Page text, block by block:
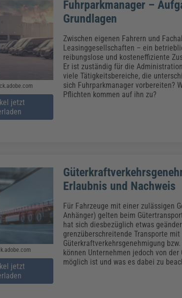
jetzt
Fuhrparkmanager –
Grundlagen
Zwischen eigenen Fahrern und
Leasinggesellschaften – ein
reibungslose und kosteneffiziente
Er ist zuständig für die
viele Tätigkeitsbereiche, die
sich Fuhrparkmanager vorbereiten?
Pflichten kommen auf ihn zu?
jetzt
Erlaubnis und Nachweis
Für Fahrzeuge mit einer zulässigen
Anhänger) gelten beim
hat sich diesbezüglich etwas
grenzüberschreitende Transporte
Güterkraftverkehrsgenehmigung
können Unternehmen jedoch von
möglich ist und was es dabei zu